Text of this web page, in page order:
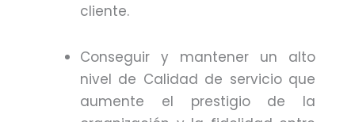
cliente.
Conseguir y mantener un alto
nivel de Calidad de servicio que
aumente el prestigio de la